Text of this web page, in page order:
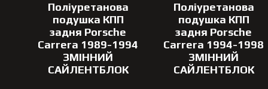
Поліуретанова
подушка КПП
задня Porsche
Carrera 1989-1994
ЗМІННИЙ
САЙЛЕНТБЛОК
Поліуретанова
подушка КПП
задня Porsche
Carrera 1994-1998
ЗМІННИЙ
САЙЛЕНТБЛОК